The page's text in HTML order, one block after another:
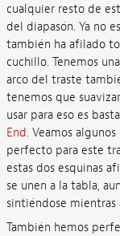
cualquier resto de
del diapasón. Ya no
también ha afilado
cuchillo. Tenemos
arco del traste
tenemos que
usar para eso es
End. Veamos
perfecto para este
estas dos esquinas
se unen a la tabla,
sintiéndose mientras
También hemos